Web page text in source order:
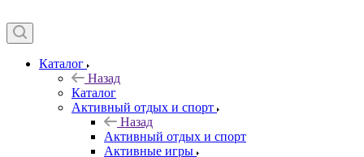
Каталог
Назад
Каталог
Активный отдых и спорт
Назад
Активный отдых и спорт
Активные игры